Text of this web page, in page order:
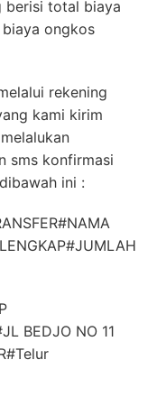
berisi total biaya
ongkos
rekening
kami kirim
sms konfirmasi
ini :
BEDJO NO 11